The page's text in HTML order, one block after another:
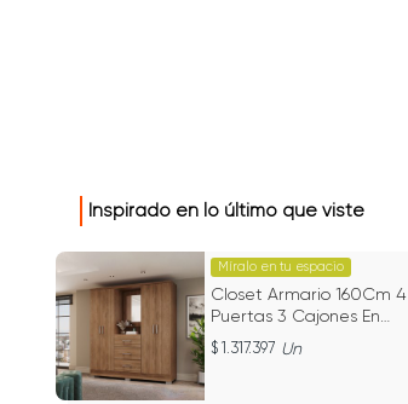
Inspirado en lo último que viste
Míralo en tu espacio
Closet Armario 160Cm 4
Puertas 3 Cajones En
Mdp Freijo Con Beige
1.317.397 Un